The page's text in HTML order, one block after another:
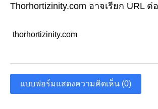
Thorhortizinity.com อาจเรียก URL ต่
thorhortizinity.com
แบบฟอร์มแสดงความคิดเห็น (0)